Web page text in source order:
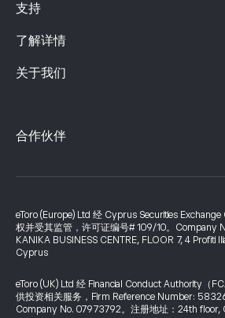
支持
了解详情
关于我们
合作伙伴
eToro (Europe) Ltd 经 Cyprus Securities
权并受其监管，许可证编号# 109/10。Company
KANIKA BUSINESS CENTRE, FLOOR 7, 4 Profiti
Cyprus
eToro (UK) Ltd 经 Financial Conduct Authority（
供投资相关服务，Firm Reference Number:
Company No. 07973792。注册地址：24th floor,